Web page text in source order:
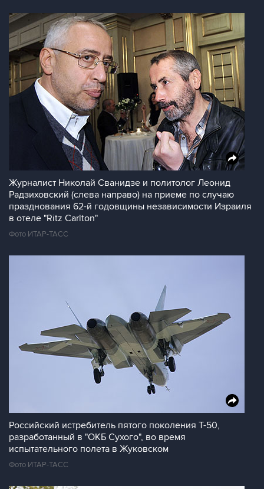
Журналист Николай Сванидзе и политолог Леонид
Радзиховский (слева направо) на приеме по случаю
празднования 62-й годовщины независимости Израиля
в отеле "Ritz Carlton"
Фото ИТАР-ТАСС
Российский истребитель пятого поколения Т-50,
разработанный в "ОКБ Сухого", во время
испытательного полета в Жуковском
Фото ИТАР-ТАСС